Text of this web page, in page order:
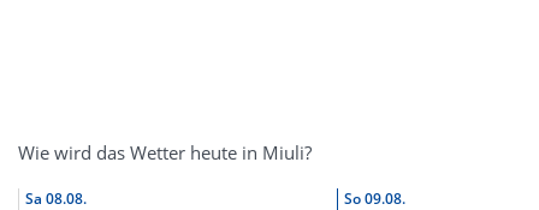
Wie wird das Wetter heute in Miuli?
Sa 08.08. So09.08.